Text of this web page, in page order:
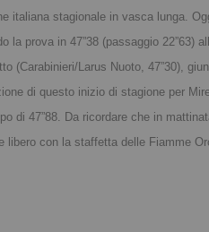
italiana stagionale in vasca lunga.
la prova in 47”38 (passaggio 22”63)
(Carabinieri/Larus Nuoto, 47”30),
di questo inizio di stagione per
di 47”88. Da ricordare che in
libero con la staffetta delle Fiamme